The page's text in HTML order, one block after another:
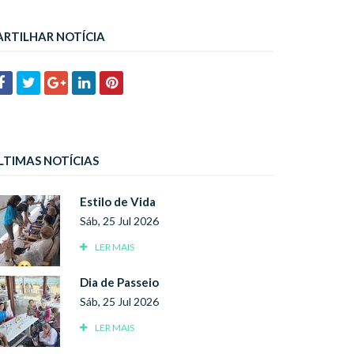
NOTÍCIA
NOTÍCIAS
Estilo de Vida
Sáb, 25 Jul 2026
LER MAIS
Dia de Passeio
Sáb, 25 Jul 2026
LER MAIS